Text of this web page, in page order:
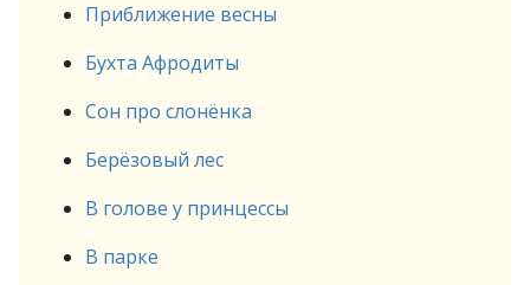
Приближение весны
Бухта Афродиты
Сон про слонёнка
Берёзовый лес
В голове у принцессы
В парке